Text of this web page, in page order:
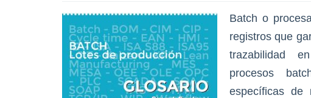
Batch o
registros que
trazabilidad
procesos
específicas de